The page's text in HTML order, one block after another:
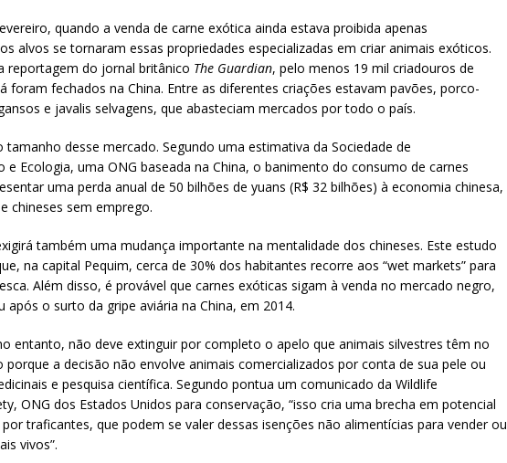
quando a venda de carne exótica ainda estava proibida apenas
alvos se tornaram essas propriedades especializadas em criar animais exóticos.
reportagem do jornal britânico The Guardian, pelo menos 19 mil criadouros de
foram fechados na China. Entre as diferentes criações estavam pavões, porco-
e javalis selvagens, que abasteciam mercados por todo o país.
tamanho desse mercado. Segundo uma estimativa da Sociedade de
e Ecologia, uma ONG baseada na China, o banimento do consumo de carnes
uma perda anual de 50 bilhões de yuans (R$ 32 bilhões) à economia chinesa,
chineses sem emprego.
também uma mudança importante na mentalidade dos chineses. Este estudo
na capital Pequim, cerca de 30% dos habitantes recorre aos “wet markets” para
Além disso, é provável que carnes exóticas sigam à venda no mercado negro,
após o surto da gripe aviária na China, em 2014.
entanto, não deve extinguir por completo o apelo que animais silvestres têm no
porque a decisão não envolve animais comercializados por conta de sua pele ou
e pesquisa científica. Segundo pontua um comunicado da Wildlife
ONG dos Estados Unidos para conservação, “isso cria uma brecha em potencial
traficantes, que podem se valer dessas isenções não alimentícias para vender ou
vivos”.